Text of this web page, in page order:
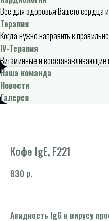
Все для здоровья Вашего сердца
Терапия
Когда нужно направить к
IV-Терапия
Витаминные и восстанавливающие
Наша команда
Новости
Галерея
Кофе IgE, F221
830 р.
Авидность IgG к вирусу